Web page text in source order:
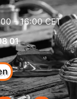
- 16:00 CET
01